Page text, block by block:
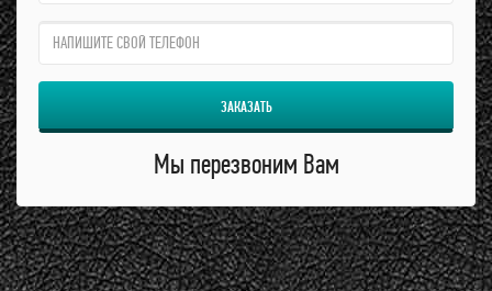
qzw:
ЗАКАЗАТЬ
Мы перезвоним Вам